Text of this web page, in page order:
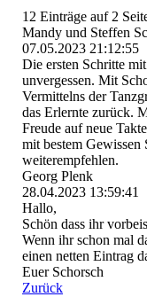
12 Einträge auf 2
Mandy und Steffen
07.05.2023 21:12:55
Die ersten Schritte
unvergessen. Mit
Vermittelns der
das Erlernte zurück.
Freude auf neue
mit bestem Gewissen
weiterempfehlen.
Georg Plenk
28.04.2023 13:59:41
Hallo,
Schön dass ihr
Wenn ihr schon mal
einen netten Eintrag
Euer Schorsch
Zurück